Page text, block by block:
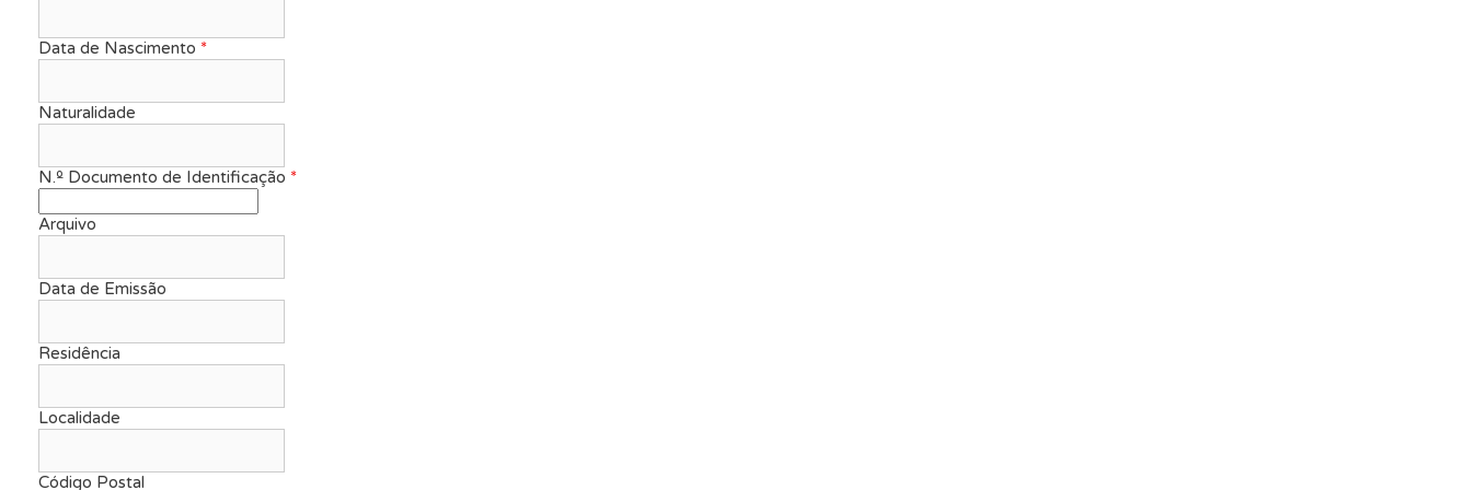
Data de Nascimento *
Naturalidade
N.º Documento de Identificação *
Arquivo
Data de Emissão
Residência
Localidade
Código Postal